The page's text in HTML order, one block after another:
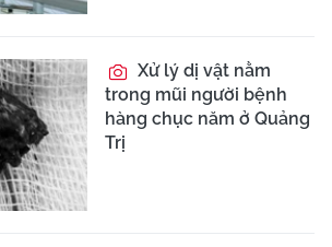
Xử lý dị vật nằm
trong mũi người bệnh
hàng chục năm ở Quảng
Trị